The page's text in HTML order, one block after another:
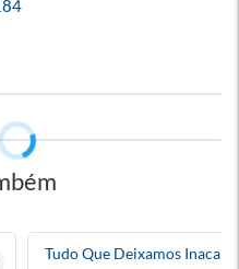
Tudo Que Deixamos